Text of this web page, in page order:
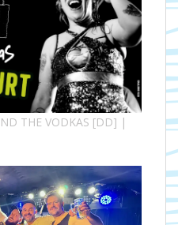
THE VODKAS [DD] |